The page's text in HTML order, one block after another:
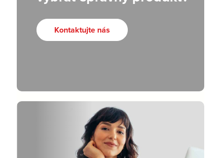
Kontaktujte nás